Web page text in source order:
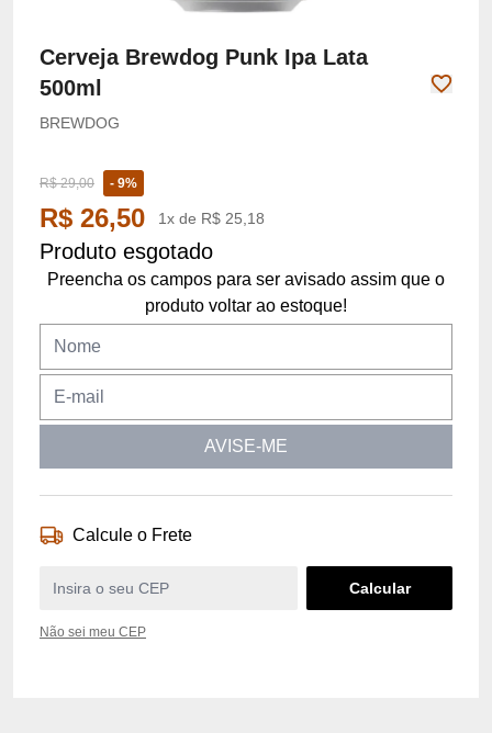
Cerveja Brewdog Punk Ipa Lata
500ml
BREWDOG
R$ 29,00 - 9%
R$ 26,50 1x de R$ 25,18
Produto esgotado
Preencha os campos para ser avisado assim que o
produto voltar ao estoque!
AVISE-ME
Calcule o Frete
Não sei meu CEP